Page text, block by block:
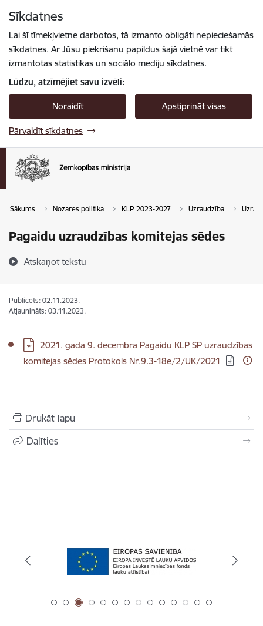
Sīkdatnes
Lai šī tīmekļvietne darbotos, tā izmanto obligāti nepieciešamās
sīkdatnes. Ar Jūsu piekrišanu papildus šajā vietnē var tikt
izmantotas statistikas un sociālo mediju sīkdatnes.
Lūdzu, atzīmējiet savu izvēli:
Noraidīt Apstiprināt visas
Pārvaldīt sīkdatnes
Sākums Nozares politika KLP 2023-2027 Uzraudzība
Pagaidu uzraudzības komitejas sēdes
Atskaņot tekstu
Publicēts: 02.11.2023.
Atjaunināts: 03.11.2023.
Lejupielādēt:
2021. gada 9. decembra Pagaidu KLP SP uzraudzības
komitejas sēdes Protokols Nr.9.3-18e/2/UK/2021
Drukāt lapu
Dalīties